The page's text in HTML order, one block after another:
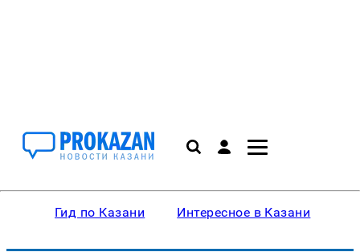
Гид по Казани Интересное в Казани